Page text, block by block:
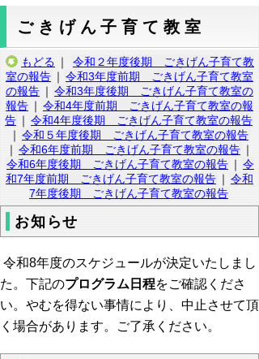
ごきげん子育て教室
もどる ｜
令和２年度後期 ごきげん子育て教
室の報告 ｜ 令和3年度前期 ごきげん子育て教室
の報告 ｜ 令和3年度後期 ごきげん子育て教室の
報告 ｜ 令和4年度前期 ごきげん子育て教室の報
告 ｜ 令和4年度後期 ごきげん子育て教室の報告
｜ 令和５年度後期 ごきげん子育て教室の報告
｜ 令和6年度前期 ごきげん子育て教室の報告 ｜
令和6年度後期 ごきげん子育て教室の報告 ｜ 令
和7年度前期 ごきげん子育て教室の報告 ｜ 令和
7年度後期 ごきげん子育て教室の報告
お知らせ
令和8年度のスケジュールが決定いたしまし
た。下記のプログラム日程をご確認くださ
い。やむを得ない事情により、中止させて頂
く場合があります。ご了承ください。